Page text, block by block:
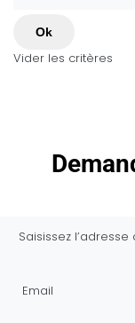
Ok
Vider les critères
Saisissez
Email